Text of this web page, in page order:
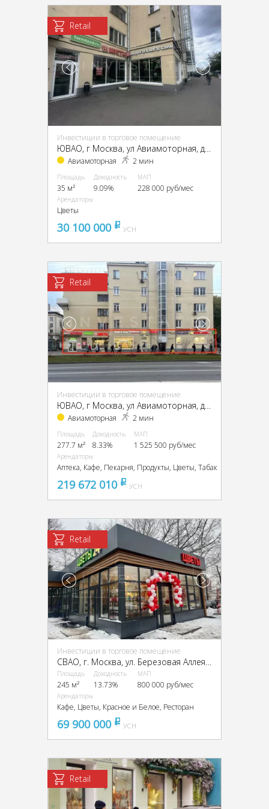
Retail
Инвестиции в торговое помещение
ЮВАО, г Москва, ул Авиамоторная, д 20/17
Авиамоторная 2 мин
Площадь
35 м²
Доходность
9.09%
МАП
228 000 руб/мес
Арендаторы
Цветы
30 100 000 pуб
УСН
Retail
Инвестиции в торговое помещение
Авиамоторная 2 мин
Площадь
277.7 м²
Доходность
8.33%
МАП
1 525 500 руб/мес
Арендаторы
Аптека, Кафе, Пекарня, Продукты, Цветы, Табак
219 672 010 pуб
УСН
Retail
Инвестиции в торговое помещение
CВАО, г. Москва, ул. Березовая Аллея, 12к2, 12к3
Площадь
245 м²
Доходность
13.73%
МАП
800 000 руб/мес
Арендаторы
Кафе, Цветы, Красное и Белое, Ресторан
69 900 000 pуб
УСН
Retail